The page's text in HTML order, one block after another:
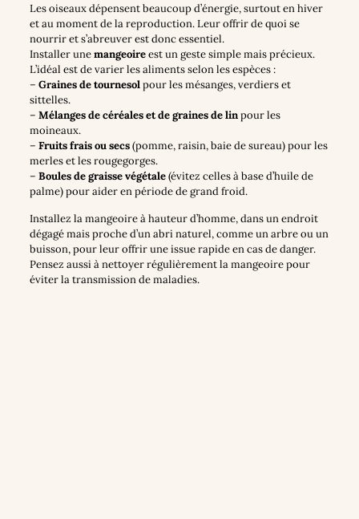
Les oiseaux dépensent beaucoup d’énergie, surtout en hiver
et au moment de la reproduction. Leur offrir de quoi se
nourrir et s’abreuver est donc essentiel.
Installer unemangeoireest un geste simple mais précieux.
L’idéal est de varier les aliments selon les espèces :
– Graines de tournesolpour les mésanges, verdiers et
sittelles.
– Mélanges de céréales et de graines de linpour les
moineaux.
– Fruits frais ou secs(pomme, raisin, baie de sureau) pour les
merles et les rougegorges.
– Boules de graisse végétale(évitez celles à base d’huile de
palme) pour aider en période de grand froid.
Installez la mangeoire à hauteur d’homme, dans un endroit
dégagé mais proche d’un abri naturel, comme un arbre ou un
buisson, pour leur offrir une issue rapide en cas de danger.
Pensez aussi à nettoyer régulièrement la mangeoire pour
éviter la transmission de maladies.